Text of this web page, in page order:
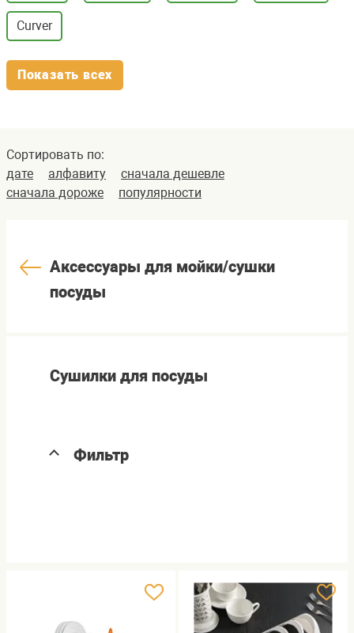
Curver
Показать всех
Сортировать по:
дате
алфавиту
сначала дешевле
сначала дороже
популярности
Аксессуары для мойки/сушки
посуды
Сушилки для посуды
Фильтр